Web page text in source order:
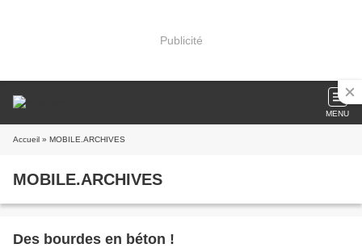
Publicité
MENU
Accueil » MOBILE.ARCHIVES
MOBILE.ARCHIVES
Des bourdes en béton !